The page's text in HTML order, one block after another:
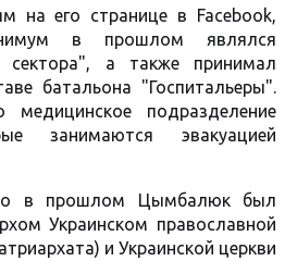
на его странице в Facebook,
в прошлом являлся
сектора", а также принимал
батальона "Госпитальеры".
медицинское подразделение
занимаются эвакуацией
в прошлом Цымбалюк был
Украинском православной
и Украинской церкви